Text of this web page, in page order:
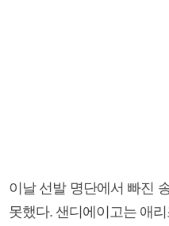
이날 선발 명단에서 빠진
못했다. 샌디에이고는 애